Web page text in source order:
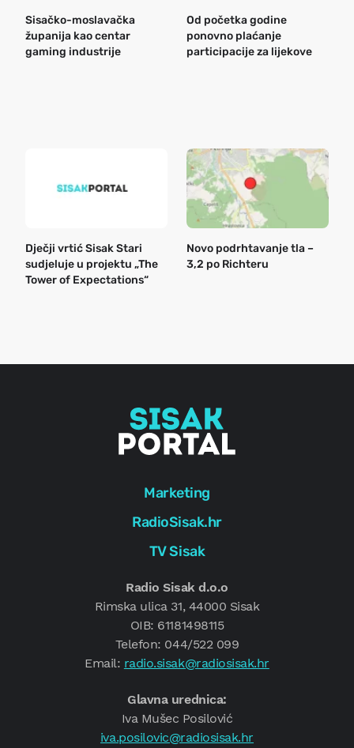
Sisačko-moslavačka
županija kao centar
gaming industrije
Od početka godine
ponovno plaćanje
participacije za lijekove
Dječji vrtić Sisak Stari
sudjeluje u projektu „The
Tower of Expectations“
Novo podrhtavanje tla –
3,2 po Richteru
Marketing
RadioSisak.hr
TV Sisak
Radio Sisak d.o.o
Rimska ulica 31, 44000 Sisak
OIB: 61181498115
Telefon: 044/522 099
Email: radio.sisak@radiosisak.hr
Glavna urednica:
Iva Mušec Posilović
iva.posilovic@radiosisak.hr